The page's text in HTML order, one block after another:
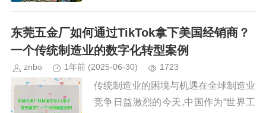
加剧、消费者需求多样化以及供应链复
杂化，传统的跨境电商运营模式已难以
满足企业的发展需求，数字化转型...
东莞五金厂如何通过TikTok拿下美国经销商？
一个传统制造业的数字化转型案例
znbo 1年前 (2025-06-30) 1723
传统制造业的困境与机遇在全球制造业
竞争日益激烈的今天,中国作为“世界工